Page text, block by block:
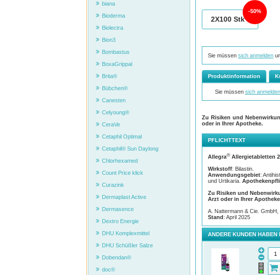
2X100 Stk
50%
Sie müssen sich anmelden
Produktinformation
Sie müssen sich anmelden
Zu Risiken und
oder in Ihrer Apotheke.
PFLICHTTEXT
Allegra®Allergietabletten
Wirkstoff: Bilastin.
Anwendungsgebiet:
und Urtikaria.
Zu Risiken und
Arzt oder in Ihrer
A. Nattermann & Cie.
Stand : April 2025
ANDERE KUNDEN
biana
Bioderma
Biolectra
Bion3
Bombastus
BoxaGrippal
Brita®
Bübchen®
Canesten
Celyoung®
CeraVe
Cetaphil Optimal
Cetaphil® Sun Daylong
Chlorhexamed
Count Price klick
Curazink
Dermaplast Active
Dermasence
Dextro Energie
DHU Komplexmittel
DHU Schüßler Salze
Dobendan®
doc®